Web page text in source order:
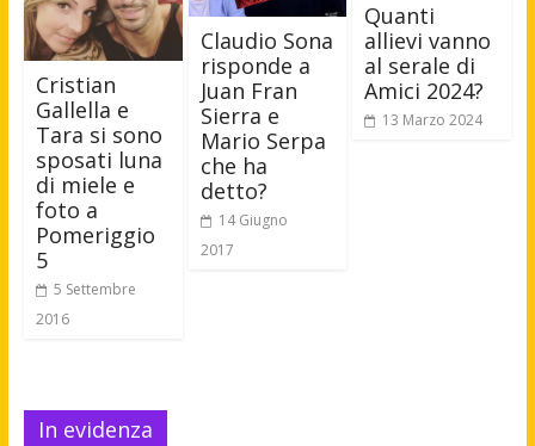
Cristian
Gallella e
Tara si sono
sposati luna
di miele e
foto a
Pomeriggio
5
5 Settembre
2016
Claudio Sona
risponde a
Juan Fran
Sierra e
Mario Serpa
che ha
detto?
14 Giugno
2017
Quanti
allievi vanno
al serale di
Amici 2024?
13 Marzo 2024
In evidenza